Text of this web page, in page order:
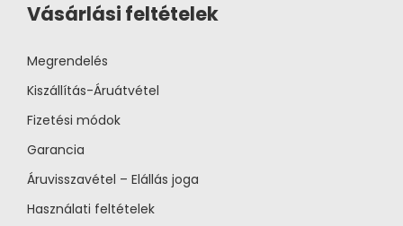
Vásárlási feltételek
Megrendelés
Kiszállítás-Áruátvétel
Fizetési módok
Garancia
Áruvisszavétel – Elállás joga
Használati feltételek